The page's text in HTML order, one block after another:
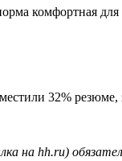
комфортная
32%
на hh.ru)